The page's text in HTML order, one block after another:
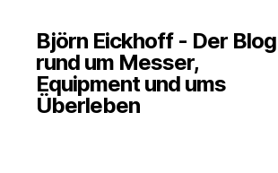
Björn Eickhoff - Der Blog
rund um Messer,
Equipment und ums
Überleben